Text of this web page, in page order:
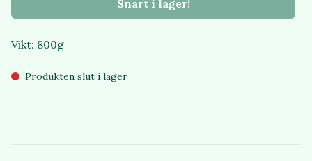
Snart i lager!
Vikt: 800g
Produkten slut i lager